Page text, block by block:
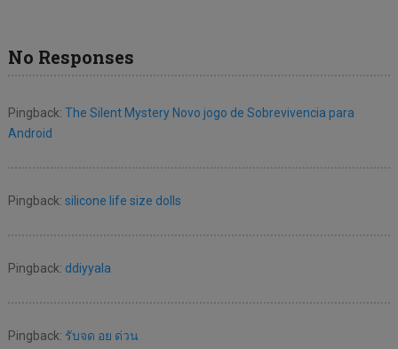
No Responses
Pingback: The Silent Mystery Novo jogo de Sobrevivencia para
Android
Pingback: silicone life size dolls
Pingback: ddiyyala
Pingback: รับจด อย ด่วน